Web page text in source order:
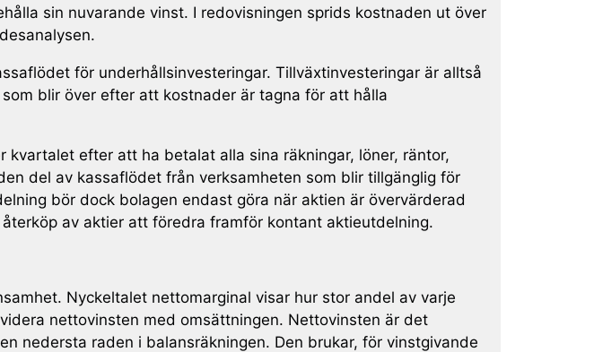
sin nuvarande vinst. I redovisningen sprids kostnaden ut över
för underhållsinvesteringar. Tillväxtinvesteringar är alltså
blir över efter att kostnader är tagna för att hålla
efter att ha betalat alla sina räkningar, löner, räntor,
del av kassaflödet från verksamheten som blir tillgänglig för
bör dock bolagen endast göra när aktien är övervärderad
av aktier att föredra framför kontant aktieutdelning.
Nyckeltalet nettomarginal visar hur stor andel av varje
nettovinsten med omsättningen. Nettovinsten är det
nedersta raden i balansräkningen. Den brukar, för vinstgivande